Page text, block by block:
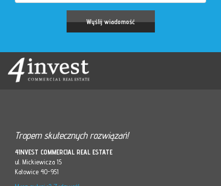
Tropem skutecznych rozwiązań!
4INVEST COMMERCIAL REAL ESTATE
ul. Mickiewicza 15
Katowice 40-951